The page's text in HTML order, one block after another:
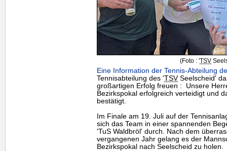
(Foto : 'TSV
Eine Information der Tennis-Abteilung
Tennisabteilung des 'TSVSeelscheid'
großartigen Erfolg freuen : Unsere
Bezirkspokal erfolgreich verteidigt und
bestätigt.
Im Finale am 19. Juli auf der
sich das Team in einer spannenden
'TuS Waldbröl' durch. Nach dem
vergangenen Jahr gelang es der
Bezirkspokal nach Seelscheid zu holen.